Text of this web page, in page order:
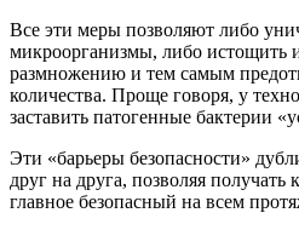
Все эти меры позволяют либо
микроорганизмы, либо истощить
размножению и тем самым
количества. Проще говоря, у
заставить патогенные бактерии
Эти «барьеры безопасности»
друг на друга, позволяя получать
главное безопасный на всем